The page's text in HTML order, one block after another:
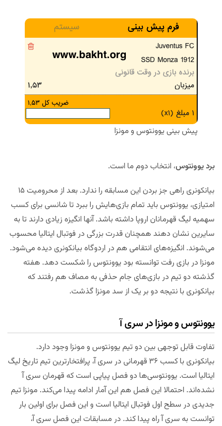
پیش بینی یوونتوس و مونزا
برد یوونتوس، انتخاب دوم ما است.
بیانکونری راهی جز بردن این مسابقه را ندارد. بعد از محرومیت ۱۵
امتیازی، یوونتوس باید تمام بازی‌هایش را ببرد تا شانسی برای کسب
سهمیه لیگ قهرمانان اروپا داشته باشد. آنها انگیزه زیادی دارند تا به
سایرین نشان دهند همچنان قدرت بزرگی در فوتبال ایتالیا محسوب
می‌شوند. انگیزه‌های انتقامی هم در اردوگاه بیانکونری دیده می‌شود.
مونزا در بازی رفت توانسته بود یوونتوس را شکست دهد. هفته
گذشته دو تیم در بازی‌های جام حذفی به مصاف هم رفتند که
بیانکونری با نتیجه دو بر یک از سد مونزا گذشت.
یوونتوس و مونزا در سری آ
تفاوت قابل توجهی بین دو تیم یوونتوس و مونزا وجود دارد.
بیانکونری با کسب ۳۶ قهرمانی در سری آ، پرافتخارترین تیم تاریخ لیگ
ایتالیا است. یوونتوسی‌ها دو فصل پیاپی است که قهرمان سری آ
نشده‌اند. احتمالا این فصل هم این آمار ادامه پیدا می‌کند. مونزا تیم
جدیدی در سطح اول فوتبال ایتالیا است و این فصل برای اولین بار
توانست به سری آ راه پیدا کند. در مسابقات این فصل سری آ،